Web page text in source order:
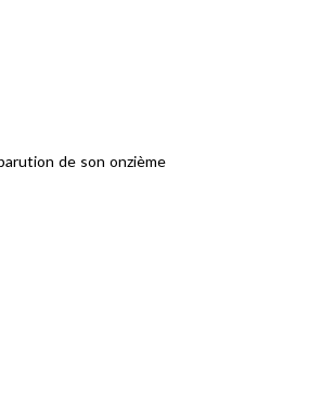
de son onzième